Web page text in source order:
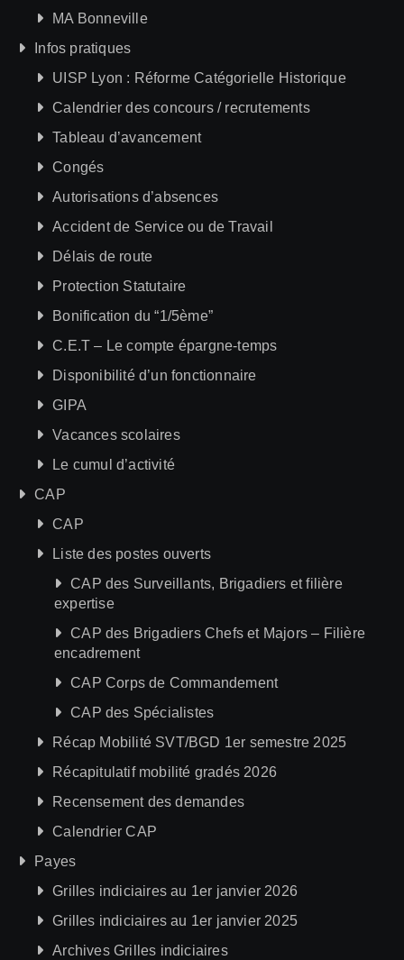
MA Bonneville
Infos pratiques
UISP Lyon : Réforme Catégorielle Historique
Calendrier des concours / recrutements
Tableau d’avancement
Congés
Autorisations d’absences
Accident de Service ou de Travail
Délais de route
Protection Statutaire
Bonification du “1/5ème”
C.E.T – Le compte épargne-temps
Disponibilité d’un fonctionnaire
GIPA
Vacances scolaires
Le cumul d’activité
CAP
CAP
Liste des postes ouverts
CAP des Surveillants, Brigadiers et filière
expertise
CAP des Brigadiers Chefs et Majors – Filière
encadrement
CAP Corps de Commandement
CAP des Spécialistes
Récap Mobilité SVT/BGD 1er semestre 2025
Récapitulatif mobilité gradés 2026
Recensement des demandes
Calendrier CAP
Payes
Grilles indiciaires au 1er janvier 2026
Grilles indiciaires au 1er janvier 2025
Archives Grilles indiciaires